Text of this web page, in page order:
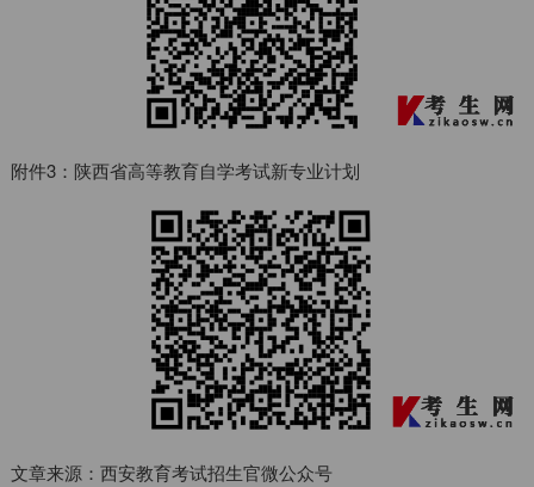
附件3：陕西省高等教育自学考试新专业计划
文章来源：西安教育考试招生官微公众号